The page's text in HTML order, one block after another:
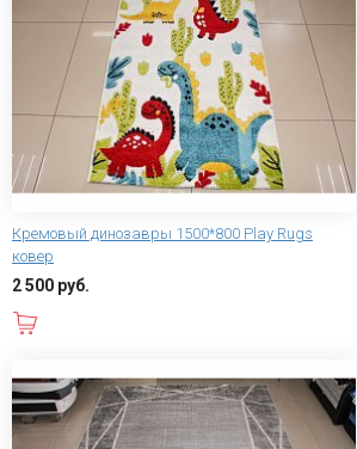
Кремовый динозавры 1500*800 Play Rugs
ковер
2 500 руб.